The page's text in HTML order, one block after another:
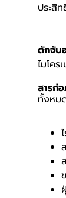
ประสิ
ดักจับ
ไมโค
สารก่
ทั้งหม